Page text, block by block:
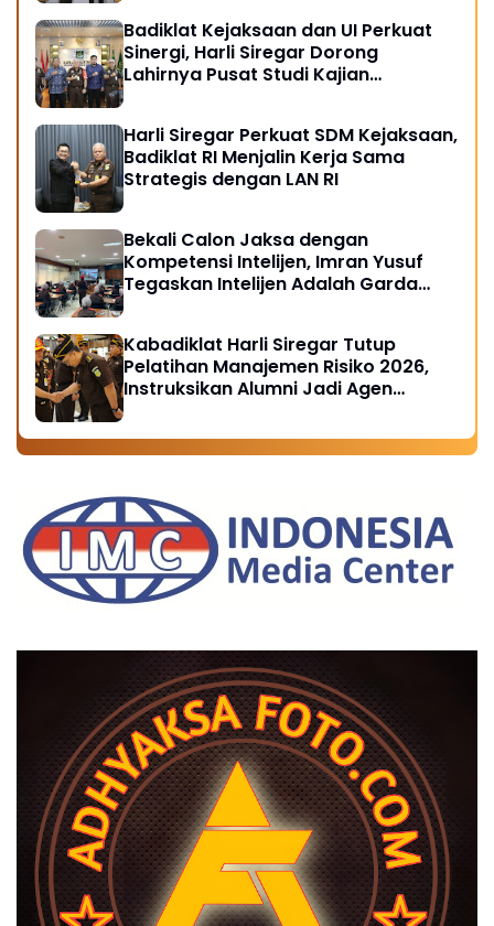
Badiklat Kejaksaan dan UI Perkuat
Sinergi, Harli Siregar Dorong
Lahirnya Pusat Studi Kajian
Harli Siregar Perkuat SDM Kejaksaan,
Badiklat RI Menjalin Kerja Sama
Strategis dengan LAN RI
Bekali Calon Jaksa dengan
Kompetensi Intelijen, Imran Yusuf
Tegaskan Intelijen Adalah Garda
Kabadiklat Harli Siregar Tutup
Pelatihan Manajemen Risiko 2026,
Instruksikan Alumni Jadi Agen
Kejaksaan